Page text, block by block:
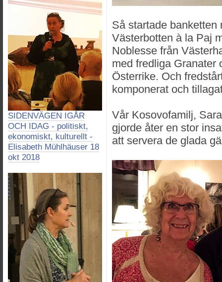
SIDENVÄGEN IGÅR
OCH IDAG - politiskt,
ekonomiskt, kulturellt -
Elisabeth Mühlhäuser 18
okt 2018
Så startade banketten
Västerbotten à la Paj
Noblesse från
med fredliga Granater
Österrike. Och
komponerat och
Vår Kosovofamilj,
gjorde åter en stor
att servera de glada